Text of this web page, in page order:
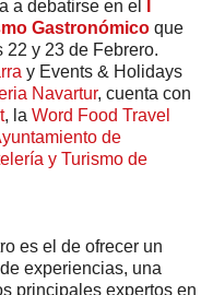
a debatirse en el
Gastronómico que
y 23 de Febrero.
y Events & Holidays
Navartur, cuenta con
, la Word Food Travel
de
y Turismo de
es el de ofrecer un
experiencias, una
principales expertos en